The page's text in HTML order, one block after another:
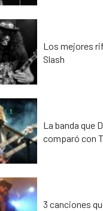
Los mejores
Slash
La banda que
comparó con
3 canciones